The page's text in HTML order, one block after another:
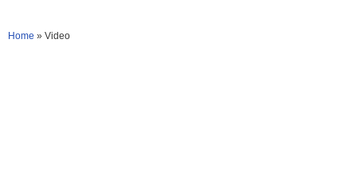
Home » Video